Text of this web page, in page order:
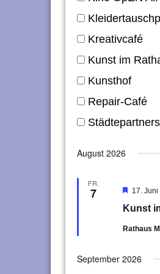
Kreativcafé
Kunst im
Kunsthof
Repair-Café
August 2026
FR.
7
Kunst
17. Juni
Rathaus
September 2026